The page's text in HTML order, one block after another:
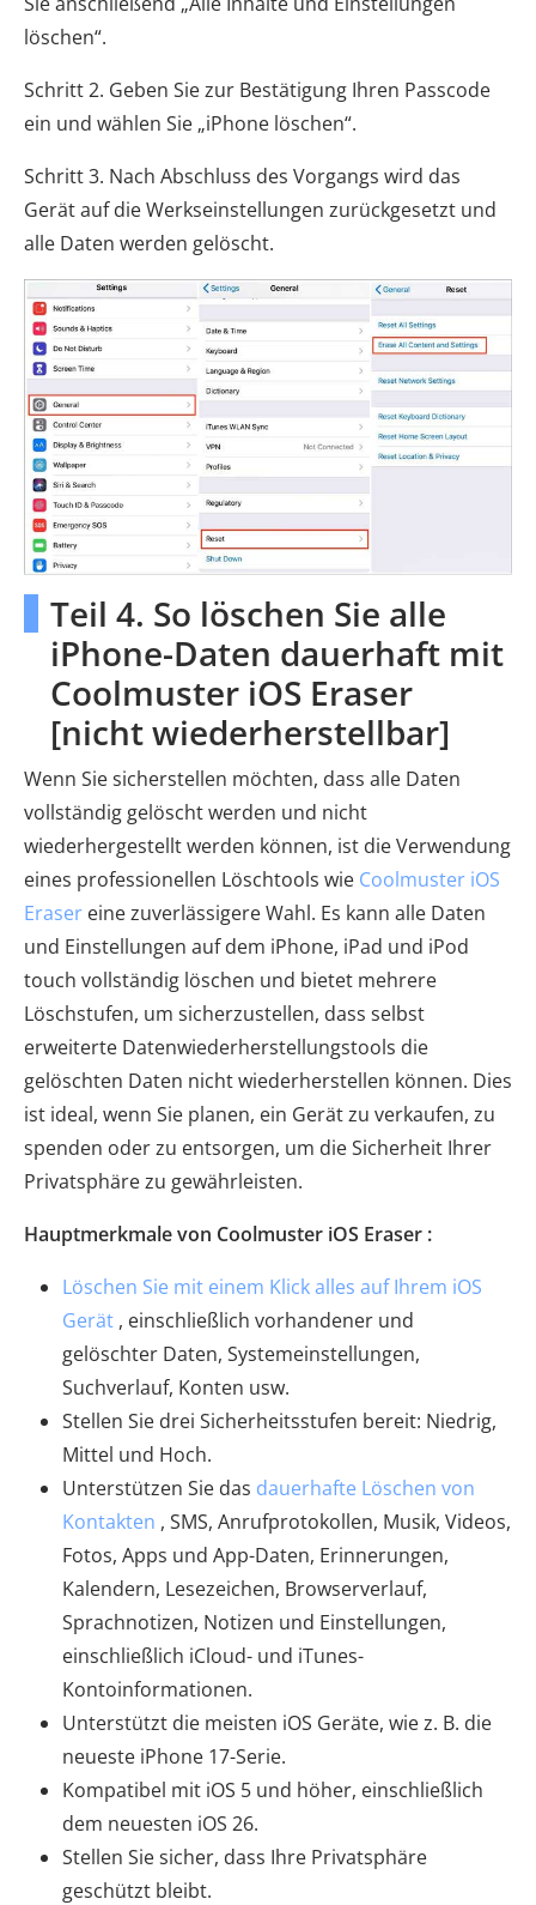
löschen“.
Schritt 2. Geben Sie zur Bestätigung Ihren Passcode
ein und wählen Sie „iPhone löschen“.
Schritt 3. Nach Abschluss des Vorgangs wird das
Gerät auf die Werkseinstellungen zurückgesetzt und
alle Daten werden gelöscht.
Teil 4. So löschen Sie alle
iPhone-Daten dauerhaft mit
Coolmuster iOS Eraser
[nicht wiederherstellbar]
Wenn Sie sicherstellen möchten, dass alle Daten
vollständig gelöscht werden und nicht
wiederhergestellt werden können, ist die Verwendung
eines professionellen Löschtools wie Coolmuster iOS
Eraser eine zuverlässigere Wahl. Es kann alle Daten
und Einstellungen auf dem iPhone, iPad und iPod
touch vollständig löschen und bietet mehrere
Löschstufen, um sicherzustellen, dass selbst
erweiterte Datenwiederherstellungstools die
gelöschten Daten nicht wiederherstellen können. Dies
ist ideal, wenn Sie planen, ein Gerät zu verkaufen, zu
spenden oder zu entsorgen, um die Sicherheit Ihrer
Privatsphäre zu gewährleisten.
Hauptmerkmale von Coolmuster iOS Eraser :
Löschen Sie mit einem Klick alles auf Ihrem iOS
Gerät , einschließlich vorhandener und
gelöschter Daten, Systemeinstellungen,
Suchverlauf, Konten usw.
Stellen Sie drei Sicherheitsstufen bereit: Niedrig,
Mittel und Hoch.
Unterstützen Sie das dauerhafte Löschen von
Kontakten , SMS, Anrufprotokollen, Musik, Videos,
Fotos, Apps und App-Daten, Erinnerungen,
Kalendern, Lesezeichen, Browserverlauf,
Sprachnotizen, Notizen und Einstellungen,
einschließlich iCloud- und iTunes-
Kontoinformationen.
Unterstützt die meisten iOS Geräte, wie z. B. die
neueste iPhone 17-Serie.
Kompatibel mit iOS 5 und höher, einschließlich
dem neuesten iOS 26.
Stellen Sie sicher, dass Ihre Privatsphäre
geschützt bleibt.